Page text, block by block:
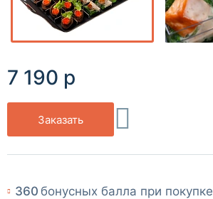
360 бонусных балла при покупке
7 190 р
Заказать